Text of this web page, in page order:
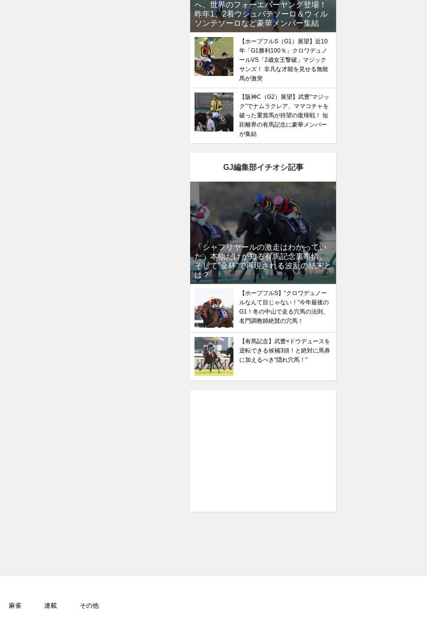
へ、世界のフォーエバーヤング登場！
昨年1、2着ウシュバテソーロ＆ウィル
ソンテソーロなど豪華メンバー集結
【ホープフルS（G1）展望】近10
年「G1勝利100％」クロワデュノ
ールVS「2歳女王撃破」マジック
サンズ！ 非凡な才能を見せる無敗
馬が激突
【阪神C（G2）展望】武豊“マジッ
ク”でナムラクレア、ママコチャを
破った重賞馬が待望の復帰戦！ 短
距離界の有馬記念に豪華メンバー
が集結
GJ編集部イチオシ記事
「シャフリヤールの激走はわかってい
た」本物だけが知る有馬記念裏事情。
そして“金杯”で再現される波乱の結末と
は？
【ホープフルS】“クロワデュノー
ルなんて目じゃない！”今年最後の
G1！冬の中山で走る穴馬の法則、
名門調教師絶賛の穴馬！
【有馬記念】武豊×ドウデュースを
逆転できる候補3頭！と絶対に馬券
に加えるべき“隠れ穴馬！”
麻雀 連載 その他